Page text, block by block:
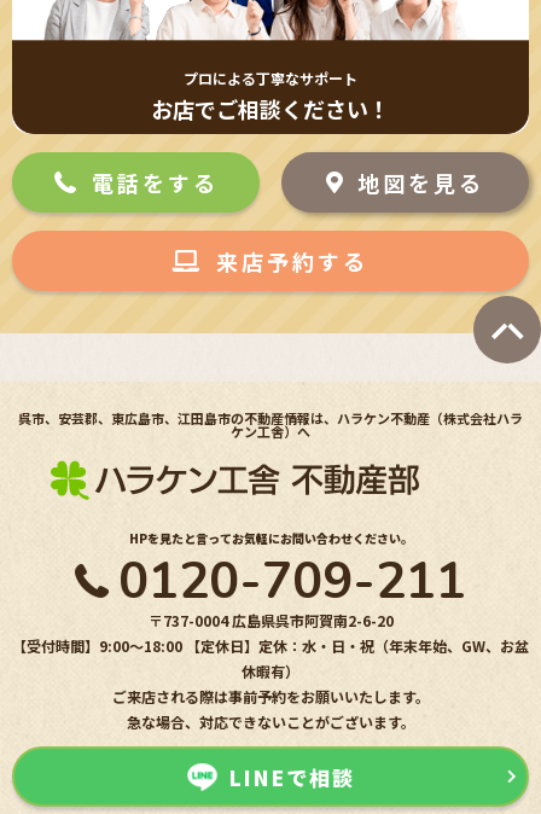
プロによる丁寧なサポート
お店でご相談ください！
地図を見る
電話をする
来店予約する
呉市、安芸郡、東広島市、江田島市の不動産情報は、ハラケン不動産（株式会社ハラ
ケン工舎）へ
HPを見たと言ってお気軽にお問い合わせください。
0120-709-211
〒737-0004 広島県呉市阿賀南2-6-20
【受付時間】9:00〜18:00 【定休日】定休：水・日・祝（年末年始、GW、お盆
休暇有）
ご来店される際は事前予約をお願いいたします。
急な場合、対応できないことがございます。
LINEで相談